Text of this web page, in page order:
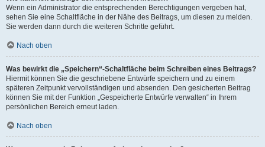
Wenn ein Administrator die entsprechenden Berechtigungen vergeben hat,
sehen Sie eine Schaltfläche in der Nähe des Beitrags, um diesen zu melden.
Sie werden dann durch die weiteren Schritte geführt.
Nach oben
Was bewirkt die „Speichern“-Schaltfläche beim Schreiben eines Beitrags?
Hiermit können Sie die geschriebene Entwürfe speichern und zu einem
späteren Zeitpunkt vervollständigen und absenden. Den gesicherten Beitrag
können Sie mit der Funktion „Gespeicherte Entwürfe verwalten“ in Ihrem
persönlichen Bereich erneut laden.
Nach oben